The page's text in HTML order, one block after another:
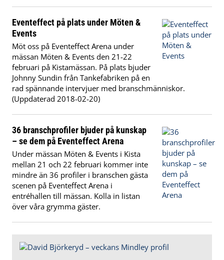
Eventeffect på plats under Möten &
Events
Möt oss på Eventeffect Arena under
mässan Möten & Events den 21-22
februari på Kistamässan. På plats bjuder
Johnny Sundin från Tankefabriken på en
rad spännande intervjuer med branschmänniskor.
(Uppdaterad 2018-02-20)
36 branschprofiler bjuder på kunskap
– se dem på Eventeffect Arena
Under mässan Möten & Events i Kista
mellan 21 och 22 februari kommer inte
mindre än 36 profiler i branschen gästa
scenen på Eventeffect Arena i
entréhallen till mässan. Kolla in listan
över våra grymma gäster.